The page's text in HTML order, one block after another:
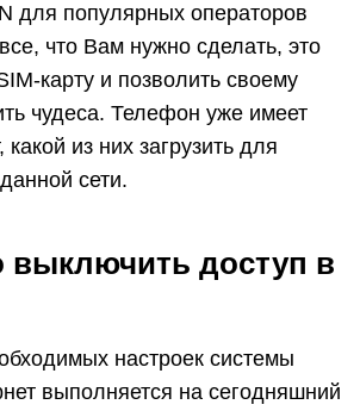
для популярных операторов
что Вам нужно сделать, это
карту и позволить своему
чудеса. Телефон уже имеет
какой из них загрузить для
сети.
выключить доступ в
настроек системы
выполняется на сегодняшний